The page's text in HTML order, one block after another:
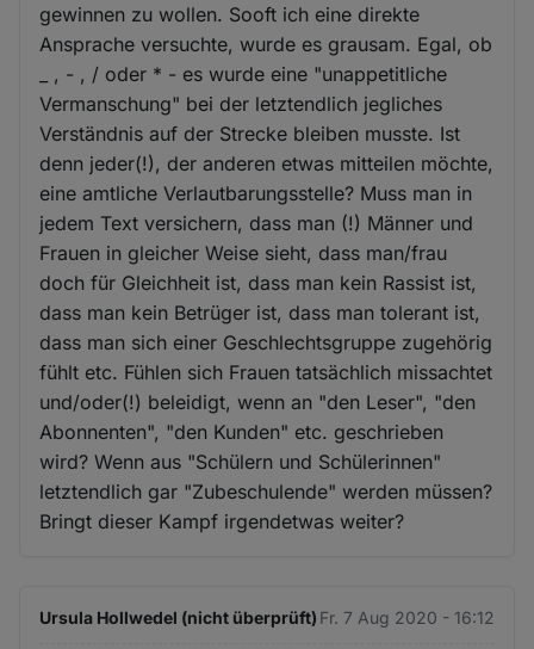
gewinnen zu wollen. Sooft ich eine direkte
Ansprache versuchte, wurde es grausam. Egal, ob
_ , - , / oder * - es wurde eine "unappetitliche
Vermanschung" bei der letztendlich jegliches
Verständnis auf der Strecke bleiben musste. Ist
denn jeder(!), der anderen etwas mitteilen möchte,
eine amtliche Verlautbarungsstelle? Muss man in
jedem Text versichern, dass man (!) Männer und
Frauen in gleicher Weise sieht, dass man/frau
doch für Gleichheit ist, dass man kein Rassist ist,
dass man kein Betrüger ist, dass man tolerant ist,
dass man sich einer Geschlechtsgruppe zugehörig
fühlt etc. Fühlen sich Frauen tatsächlich missachtet
und/oder(!) beleidigt, wenn an "den Leser", "den
Abonnenten", "den Kunden" etc. geschrieben
wird? Wenn aus "Schülern und Schülerinnen"
letztendlich gar "Zubeschulende" werden müssen?
Bringt dieser Kampf irgendetwas weiter?
Ursula Hollwedel (nicht überprüft) Fr. 7 Aug 2020 - 16:12